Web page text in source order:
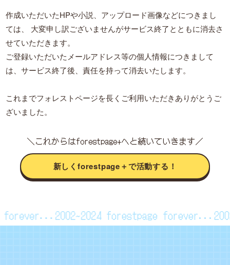
作成いただいたHPや小説、アップロード画像などにつきまし
ては、
大変申し訳ございませんがサービス終了とともに消去さ
せていただきます。
ご登録いただいたメールアドレス等の個人情報につきまして
は、サービス終了後、責任を持って消去いたします。
これまでフォレストページを長くご利用いただきありがとうご
ざいました。
＼これからはforestpage+へと続いていきます／
新しくforestpage＋で活動する！
forever...2002~2024 forestpage